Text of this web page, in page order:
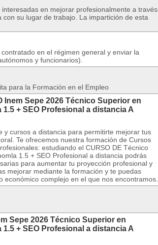
en mejorar profesionalmente a través
su lugar de trabajo. La impartición de esta
en el régimen general y enviar la
y funcionarios).
para la Formación en el Empleo
Inem Sepe 2026 Técnico Superior en
+ SEO Profesional a distancia A
cursos a distancia para permitirte mejorar tus
Te ofrecemos nuestra formación de Cursos
estudiando el CURSO DE Técnico
1.5 + SEO Profesional a distancia podrás
para aumentar tu proyección profesional y
mejorar mediante la formación y te puedas
complejo en el que nos encontramos.
Sepe 2026 Técnico Superior en
+ SEO Profesional a distancia A